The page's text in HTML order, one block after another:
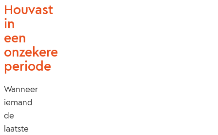
Houvast
in
een
onzekere
periode
Wanneer
iemand
de
laatste